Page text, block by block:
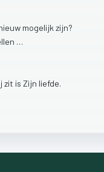
mogelijk zijn?
…
zit is Zijn liefde.